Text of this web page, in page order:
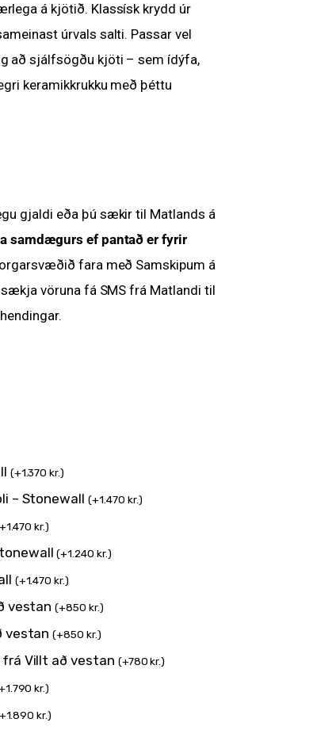
á kjötið. Klassísk krydd úr
úrvals salti. Passar vel
að sjálfsögðu kjöti – sem ídýfa,
keramikkrukku með þéttu
gjaldi eða þú sækir til Matlands á
samdægurs ef pantað er fyrir
fara með Samskipum á
vöruna fá SMS frá Matlandi til
(+1.370kr.)
– Stonewall(+1.470 kr.)
1.470kr.)
(+1.240kr.)
(+1.470kr.)
vestan(+850 kr.)
vestan(+850kr.)
frá Villt að vestan (+780kr.)
1.790kr.)
1.890kr.)